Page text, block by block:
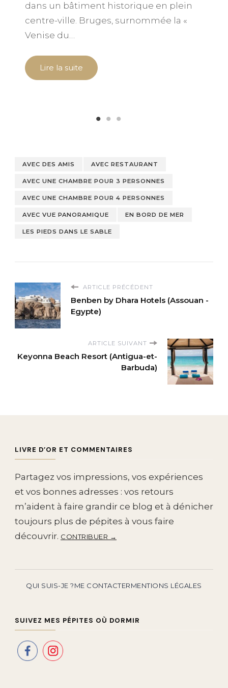
dans un bâtiment historique en plein
centre-ville. Bruges, surnommée la «
Venise du…
Lire la suite
AVEC DES AMIS AVEC RESTAURANT
AVEC UNE CHAMBRE POUR 3 PERSONNES
AVEC UNE CHAMBRE POUR 4 PERSONNES
AVEC VUE PANORAMIQUE EN BORD DE MER
LES PIEDS DANS LE SABLE
ARTICLE PRÉCÉDENT
Benben by Dhara Hotels (Assouan -
Egypte)
ARTICLE SUIVANT
Keyonna Beach Resort (Antigua-et-
Barbuda)
LIVRE D’OR ET COMMENTAIRES
Partagez vos impressions, vos expériences
et vos bonnes adresses : vos retours
m’aident à faire grandir ce blog et à dénicher
toujours plus de pépites à vous faire
découvrir. CONTRIBUER →
QUI SUIS-JE ?ME CONTACTERMENTIONS LÉGALES
SUIVEZ MES PÉPITES OÙ DORMIR